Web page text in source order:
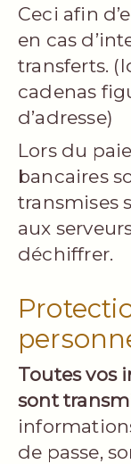
Ceci afin
en cas
transferts.
cadenas
d’adresse)
Lors du
bancaires
transmises
aux
déchiffrer.
Toutes vos
sont
de passe,